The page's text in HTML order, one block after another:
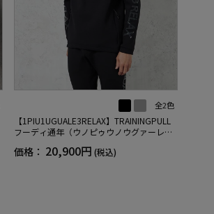
全2色
【1PIU1UGUALE3RELAX】TRAININGPULL
フーディ通年（ウノピゥウノウグァーレト
価格： 20,900円 (税込)